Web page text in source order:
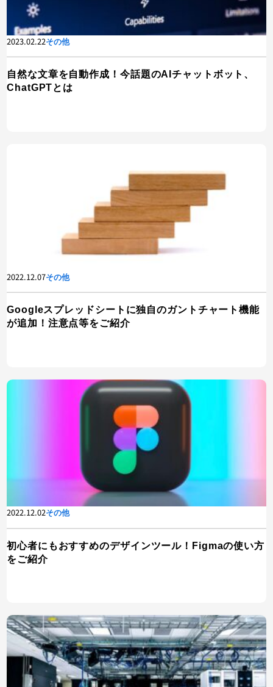
2023.02.22その他
自然な文章を自動作成！今話題のAIチャットボット、
ChatGPTとは
2022.12.07その他
Googleスプレッドシートに独自のガントチャート機能
が追加！注意点等をご紹介
2022.12.02その他
初心者にもおすすめのデザインツール！Figmaの使い方
をご紹介